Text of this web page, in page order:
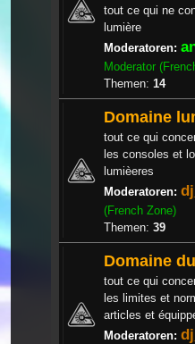
tout ce qui ne
lumière
Moderatoren:
Moderator
Themen: 14
Domaine
tout ce qui
les consoles et
lumièeres
Moderatoren:
(French Zone)
Themen: 39
Domaine
tout ce qui
les limites et
articles et
Moderatoren: